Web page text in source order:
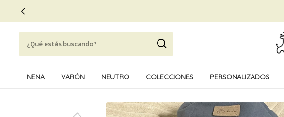
NENA VARÓN NEUTRO COLECCIONES PERSONALIZADOS